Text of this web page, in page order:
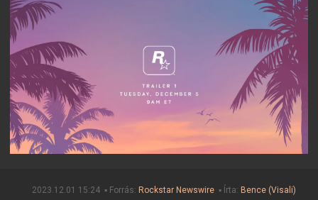
2023.12.01 15:24 ▪ Forrás: Rockstar Newswire ▪ Írta: Bence (Visali)